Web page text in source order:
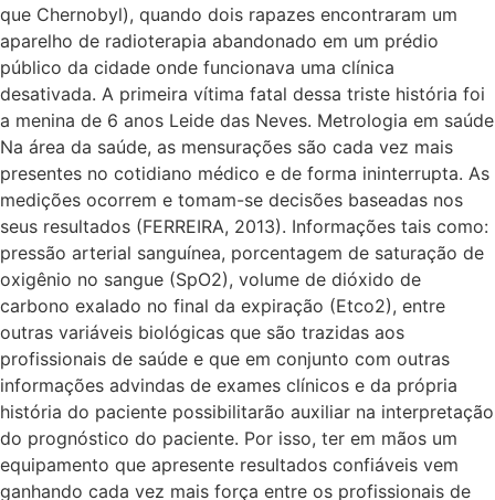
que Chernobyl), quando dois rapazes encontraram um
aparelho de radioterapia abandonado em um prédio
público da cidade onde funcionava uma clínica
desativada. A primeira vítima fatal dessa triste história foi
a menina de 6 anos Leide das Neves. Metrologia em saúde
Na área da saúde, as mensurações são cada vez mais
presentes no cotidiano médico e de forma ininterrupta. As
medições ocorrem e tomam-se decisões baseadas nos
seus resultados (FERREIRA, 2013). Informações tais como:
pressão arterial sanguínea, porcentagem de saturação de
oxigênio no sangue (SpO2), volume de dióxido de
carbono exalado no final da expiração (Etco2), entre
outras variáveis biológicas que são trazidas aos
profissionais de saúde e que em conjunto com outras
informações advindas de exames clínicos e da própria
história do paciente possibilitarão auxiliar na interpretação
do prognóstico do paciente. Por isso, ter em mãos um
equipamento que apresente resultados confiáveis vem
ganhando cada vez mais força entre os profissionais de